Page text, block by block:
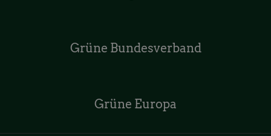
Grüne Bundesverband
Grüne Europa